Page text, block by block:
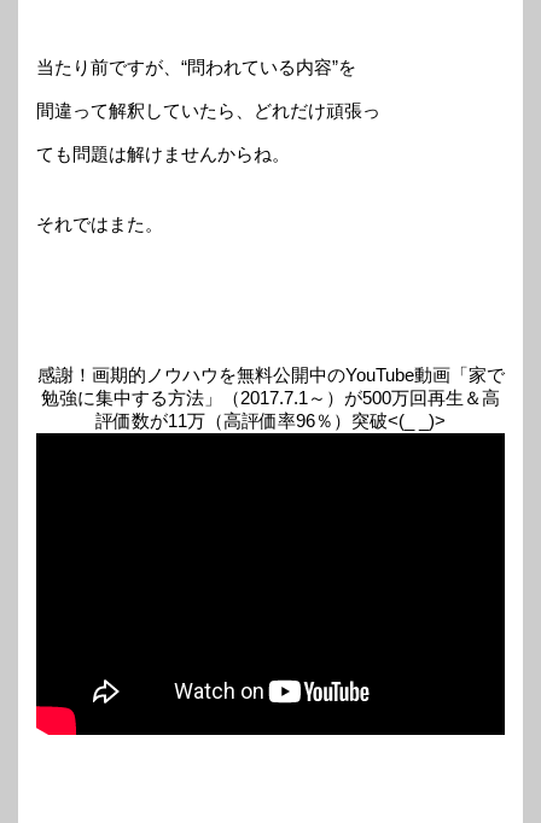
当たり前ですが、“問われている内容”を
間違って解釈していたら、どれだけ頑張っ
ても問題は解けませんからね。
それではまた。
感謝！画期的ノウハウを無料公開中のYouTube動画「家で
勉強に集中する方法」（2017.7.1～）が500万回再生＆高
評価数が11万（高評価率96％）突破<(_ _)>